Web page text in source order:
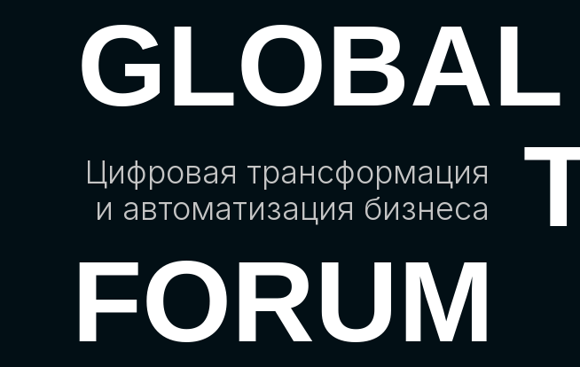
GLOBAL
FORUM
Цифровая трансформация
и автоматизация бизнеса